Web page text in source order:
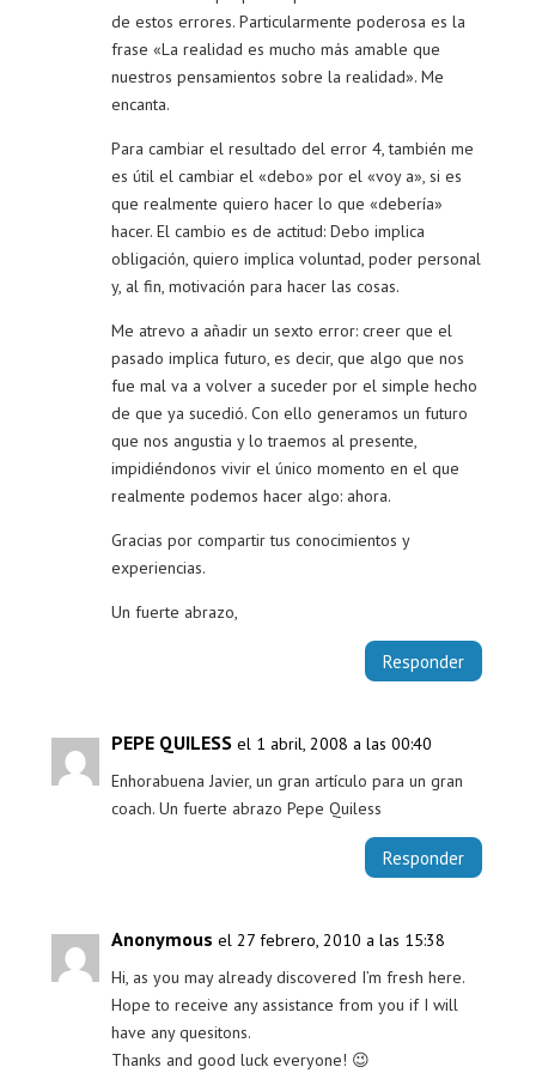
de estos errores. Particularmente poderosa es la
frase «La realidad es mucho más amable que
nuestros pensamientos sobre la realidad». Me
encanta.
Para cambiar el resultado del error 4, también me
es útil el cambiar el «debo» por el «voy a», si es
que realmente quiero hacer lo que «debería»
hacer. El cambio es de actitud: Debo implica
obligación, quiero implica voluntad, poder personal
y, al fin, motivación para hacer las cosas.
Me atrevo a añadir un sexto error: creer que el
pasado implica futuro, es decir, que algo que nos
fue mal va a volver a suceder por el simple hecho
de que ya sucedió. Con ello generamos un futuro
que nos angustia y lo traemos al presente,
impidiéndonos vivir el único momento en el que
realmente podemos hacer algo: ahora.
Gracias por compartir tus conocimientos y
experiencias.
Un fuerte abrazo,
Responder
PEPE QUILESS el 1 abril, 2008 a las 00:40
Enhorabuena Javier, un gran artículo para un gran
coach. Un fuerte abrazo Pepe Quiless
Responder
Anonymous el 27 febrero, 2010 a las 15:38
Hi, as you may already discovered I’m fresh here.
Hope to receive any assistance from you if I will
have any quesitons.
Thanks and good luck everyone! 😉